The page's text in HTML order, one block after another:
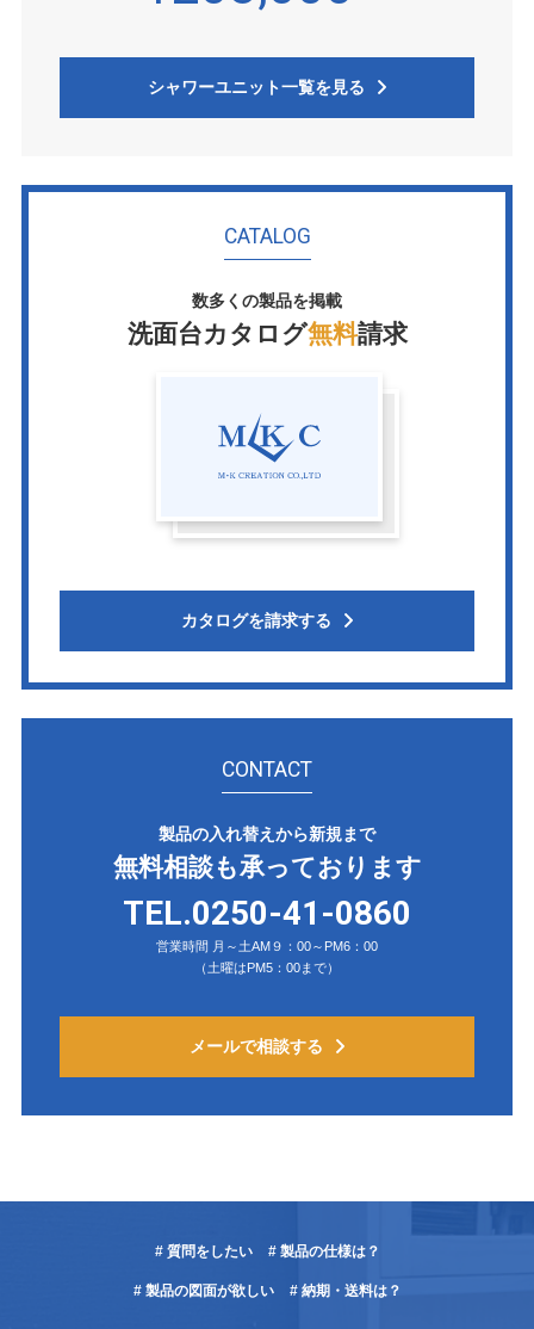
シャワーユニット一覧を見る
CATALOG
数多くの製品を掲載
洗面台カタログ無料請求
カタログを請求する
CONTACT
製品の入れ替えから新規まで
無料相談も承っております
TEL.0250-41-0860
営業時間 月～土AM９：00～PM6：00
（土曜はPM5：00まで）
メールで相談する
# 質問をしたい # 製品の仕様は？
# 製品の図面が欲しい # 納期・送料は？